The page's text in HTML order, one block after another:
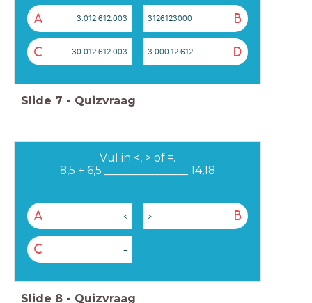
A 3.012.612.003 B
3126123000
C 30.012.612.003 D
3.000.12.612
Slide 7 - Quizvraag
Vul in <, > of =.
8,5 + 6,5 _______________ 14,18
A < B
>
C =
Slide 8 - Quizvraag